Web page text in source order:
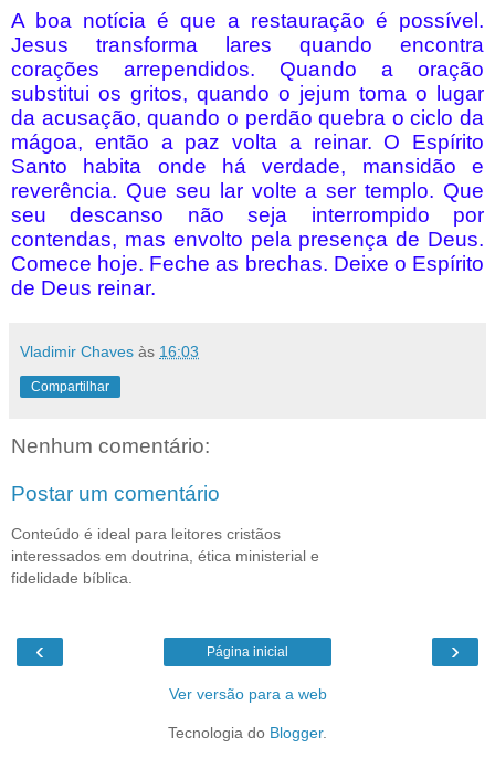
A boa notícia é que a restauração é possível.
Jesus transforma lares quando encontra
corações arrependidos. Quando a oração
substitui os gritos, quando o jejum toma o lugar
da acusação, quando o perdão quebra o ciclo da
mágoa, então a paz volta a reinar. O Espírito
Santo habita onde há verdade, mansidão e
reverência. Que seu lar volte a ser templo. Que
seu descanso não seja interrompido por
contendas, mas envolto pela presença de Deus.
Comece hoje. Feche as brechas. Deixe o Espírito
de Deus reinar.
Vladimir Chaves às 16:03
Compartilhar
Nenhum comentário:
Postar um comentário
Conteúdo é ideal para leitores cristãos
interessados em doutrina, ética ministerial e
fidelidade bíblica.
‹ ›
Página inicial
Ver versão para a web
Tecnologia do Blogger.